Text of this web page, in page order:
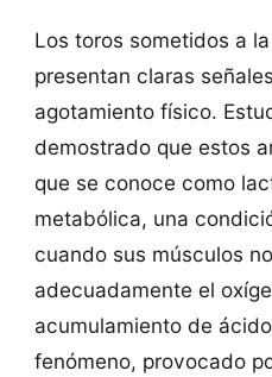
Los toros sometidos a
presentan claras
agotamiento físico.
demostrado que estos
que se conoce como
metabólica, una
cuando sus músculos
adecuadamente el
acumulamiento de
fenómeno, provocado